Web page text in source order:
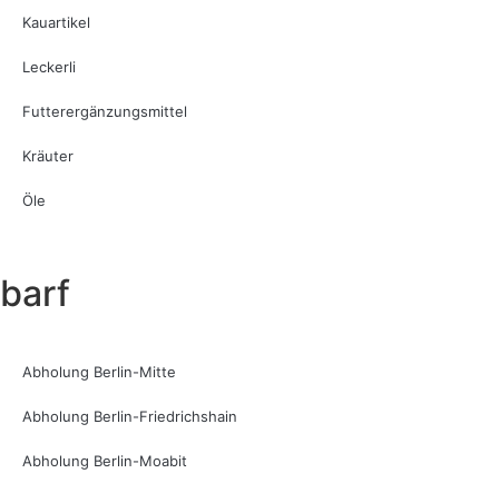
Kauartikel
Leckerli
Futterergänzungsmittel
Kräuter
Öle
barf
Abholung Berlin-Mitte
Abholung Berlin-Friedrichshain
Abholung Berlin-Moabit